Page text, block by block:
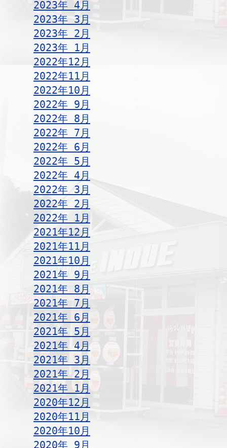
2023年 4月
2023年 3月
2023年 2月
2023年 1月
2022年12月
2022年11月
2022年10月
2022年 9月
2022年 8月
2022年 7月
2022年 6月
2022年 5月
2022年 4月
2022年 3月
2022年 2月
2022年 1月
2021年12月
2021年11月
2021年10月
2021年 9月
2021年 8月
2021年 7月
2021年 6月
2021年 5月
2021年 4月
2021年 3月
2021年 2月
2021年 1月
2020年12月
2020年11月
2020年10月
2020年 9月